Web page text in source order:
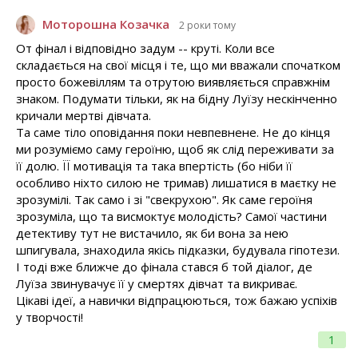
Моторошна Козачка 2 роки тому
1
От фінал і відповідно задум -- круті. Коли все
складається на свої місця і те, що ми вважали спочатком
просто божевіллям та отрутою виявляється справжнім
знаком. Подумати тільки, як на бідну Луїзу нескінченно
кричали мертві дівчата.
Та саме тіло оповідання поки невпевнене. Не до кінця
ми розуміємо саму героїню, щоб як слід переживати за
її долю. ЇЇ мотивація та така впертість (бо ніби її
особливо ніхто силою не тримав) лишатися в маєтку не
зрозумілі. Так само і зі "свекрухою". Як саме героїня
зрозуміла, що та висмоктує молодість? Самої частини
детективу тут не вистачило, як би вона за нею
шпигувала, знаходила якісь підказки, будувала гіпотези.
І тоді вже ближче до фінала стався б той діалог, де
Луїза звинувачує її у смертях дівчат та викриває.
Цікаві ідеї, а навички відпрацюються, тож бажаю успіхів
у творчості!